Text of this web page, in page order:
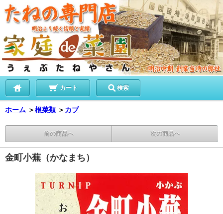
カート 検索
ホーム ＞根菜類 ＞ カブ
前の商品へ 次の商品へ
金町小蕪（かなまち）